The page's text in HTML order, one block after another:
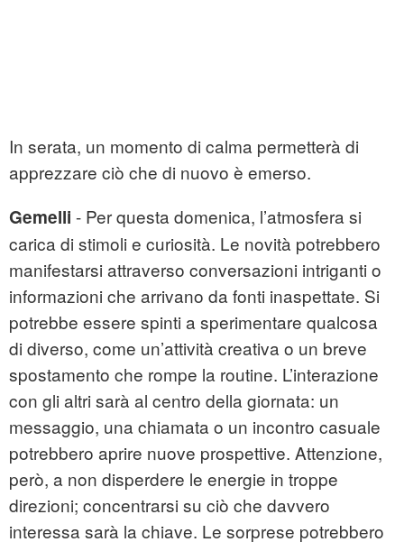
In serata, un momento di calma permetterà di
apprezzare ciò che di nuovo è emerso.
Gemelli - Per questa domenica, l’atmosfera si
carica di stimoli e curiosità. Le novità potrebbero
manifestarsi attraverso conversazioni intriganti o
informazioni che arrivano da fonti inaspettate. Si
potrebbe essere spinti a sperimentare qualcosa
di diverso, come un’attività creativa o un breve
spostamento che rompe la routine. L’interazione
con gli altri sarà al centro della giornata: un
messaggio, una chiamata o un incontro casuale
potrebbero aprire nuove prospettive. Attenzione,
però, a non disperdere le energie in troppe
direzioni; concentrarsi su ciò che davvero
interessa sarà la chiave. Le sorprese potrebbero